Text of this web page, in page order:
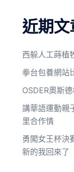
近期文
西躲人工蒔植
拳台包養網站
OSDER奧斯
講華語運動親
里合作情
勇闖女王杯決
新的我回來了